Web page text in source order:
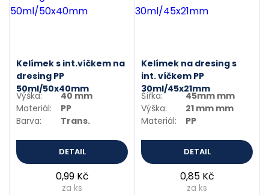
Kelímek s int.víčkem na
dresing PP
50ml/50x40mm
Výška:
40 mm
Materiál:
PP
Barva:
Trans.
DETAIL
0,99 Kč
za ks
Kelímek na dresing s
int. víčkem PP
30ml/45x21mm
Šířka:
45mm mm
Výška:
21 mm mm
Materiál:
PP
DETAIL
0,85 Kč
za ks